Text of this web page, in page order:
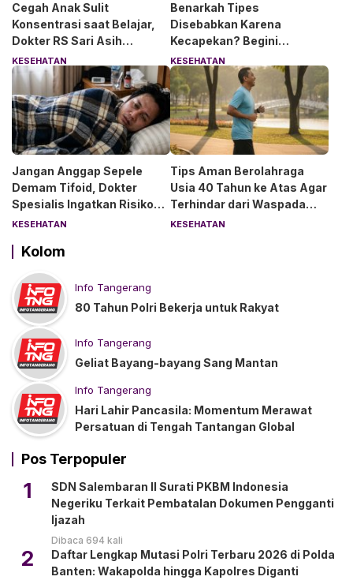
Cegah Anak Sulit
Konsentrasi saat Belajar,
Dokter RS Sari Asih
Anjurkan 6 Asupan Ini
KESEHATAN
Benarkah Tipes
Disebabkan Karena
Kecapekan? Begini
Penjelasan Dokter RS Sari
Asih Bintaro
KESEHATAN
Jangan Anggap Sepele
Demam Tifoid, Dokter
Spesialis Ingatkan Risiko
Kebocoran Usus
KESEHATAN
Tips Aman Berolahraga
Usia 40 Tahun ke Atas Agar
Terhindar dari Waspada
“Angin Duduk”
KESEHATAN
Kolom
Info Tangerang
80 Tahun Polri Bekerja untuk Rakyat
Info Tangerang
Geliat Bayang-bayang Sang Mantan
Info Tangerang
Hari Lahir Pancasila: Momentum Merawat
Persatuan di Tengah Tantangan Global
Pos Terpopuler
1
SDN Salembaran II Surati PKBM Indonesia
Negeriku Terkait Pembatalan Dokumen Pengganti
Ijazah
Dibaca 694 kali
2
Daftar Lengkap Mutasi Polri Terbaru 2026 di Polda
Banten: Wakapolda hingga Kapolres Diganti